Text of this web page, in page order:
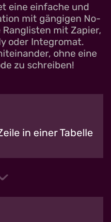
eine einfache und
mit gängigen No-
Ranglisten mit Zapier,
oder Integromat.
ohne eine
zu schreiben!
in einer Tabelle